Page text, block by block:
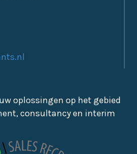
oplossingen op het gebied
consultancy en interim